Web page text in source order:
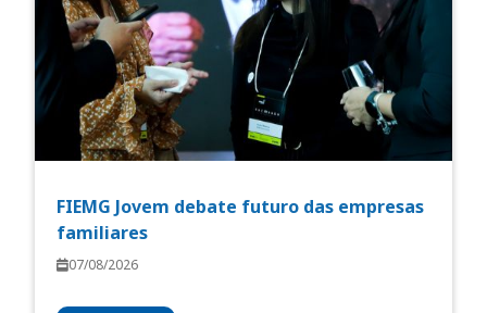
FIEMG Jovem debate futuro das empresas
familiares
07/08/2026